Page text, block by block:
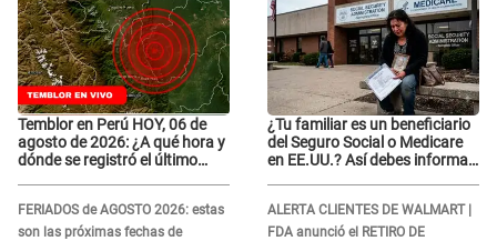
Temblor en Perú HOY, 06 de
agosto de 2026: ¿A qué hora y
dónde se registró el último
FERIADOS de AGOSTO 2026: estas
son las próximas fechas de
¿Tu familiar es un beneficiario
del Seguro Social o Medicare
en EE.UU.? Así debes informar
ALERTA CLIENTES DE WALMART |
FDA anunció el RETIRO DE